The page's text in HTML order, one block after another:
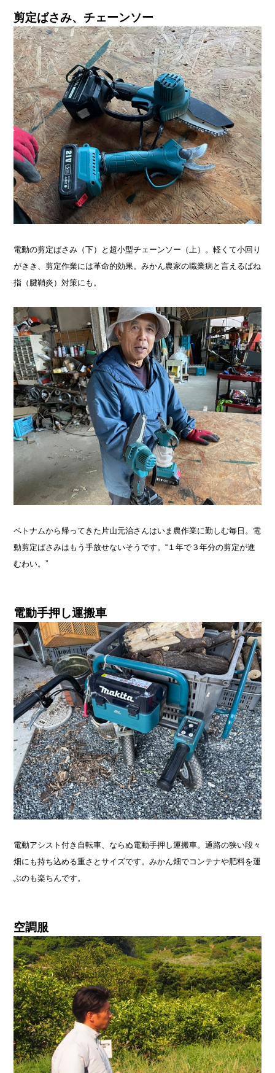
剪定ばさみ、チェーンソー
電動の剪定ばさみ（下）と超小型チェーンソー（上）。軽くて小回り
がきき、剪定作業には革命的効果。みかん農家の職業病と言えるばね
指（腱鞘炎）対策にも。
ベトナムから帰ってきた片山元治さんはいま農作業に勤しむ毎日。電
動剪定ばさみはもう手放せないそうです。“１年で３年分の剪定が進
むわい。”
電動手押し運搬車
電動アシスト付き自転車、ならぬ電動手押し運搬車。通路の狭い段々
畑にも持ち込める重さとサイズです。みかん畑でコンテナや肥料を運
ぶのも楽ちんです。
空調服